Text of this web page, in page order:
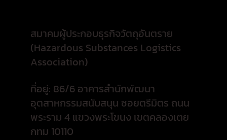
สมาคมผู้ประกอบธุรกิจวัตถุอันตราย
(Hazardous Substances Logistics
Association)
ที่อยู่: 86/6 อาคารสำนักพัฒนา
อุตสาหกรรมสนับสนุน ซอยตรีมิตร ถนน
พระราม 4 แขวงพระโขนง เขตคลองเตย
กทม 10110